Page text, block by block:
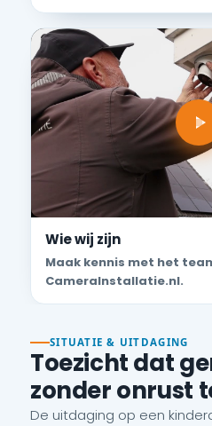
Wie wij zijn
Maak kennis met het
CameraInstallatie.nl.
SITUATIE & UITDAGING
Toezicht dat
zonder onrust
De uitdaging op een